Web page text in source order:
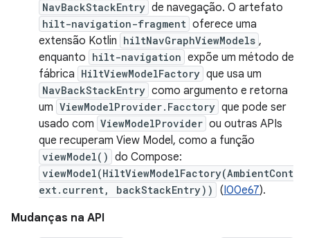
NavBackStackEntry de navegação. O artefato
hilt-navigation-fragment oferece uma
extensão Kotlin hiltNavGraphViewModels ,
enquanto hilt-navigation expõe um método de
fábrica HiltViewModelFactory que usa um
NavBackStackEntry como argumento e retorna
um ViewModelProvider.Facctory que pode ser
usado com ViewModelProvider ou outras APIs
que recuperam View Model, como a função
viewModel() do Compose:
viewModel(HiltViewModelFactory(AmbientCont
ext.current, backStackEntry))
(I00e67).
Mudanças na API